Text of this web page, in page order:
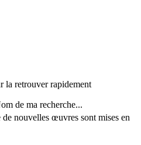
la retrouver rapidement
de ma recherche...
nouvelles œuvres sont mises en